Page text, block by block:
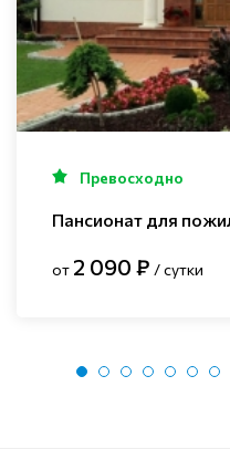
Превосходно
Пансионат для
от 2 090 ₽ / сутки